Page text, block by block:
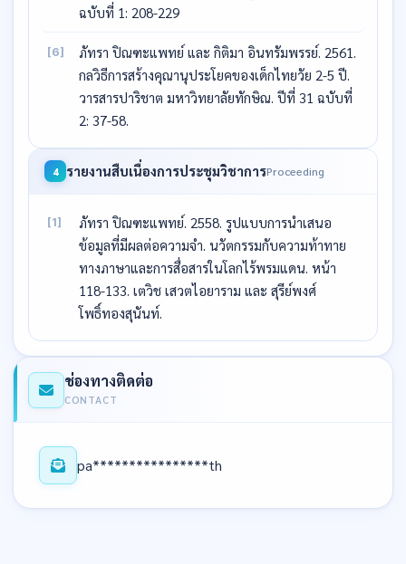
ฉบับที่ 1: 208-229
[6]
ภัทรา ปิณฑะแพทย์ และ กิติมา อินทรัมพรรย์. 2561.
กลวิธีการสร้างคุณานุประโยคของเด็กไทยวัย 2-5 ปี.
วารสารปาริชาต มหาวิทยาลัยทักษิณ. ปีที่ 31 ฉบับที่
2: 37-58.
4 รายงานสืบเนื่องการประชุมวิชาการProceeding
[1]
ภัทรา ปิณฑะแพทย์. 2558. รูปแบบการนำเสนอ
ข้อมูลที่มีผลต่อความจำ. นวัตกรรมกับความท้าทาย
ทางภาษาและการสื่อสารในโลกไร้พรมแดน. หน้า
118-133. เตวิช เสวตไอยาราม และ สุรีย์พงศ์
โพธิ์ทองสุนันท์.
ช่องทางติดต่อ
CONTACT
pa****************th